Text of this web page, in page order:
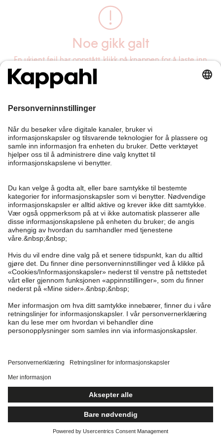
Noe gikk galt
En ukjent feil har oppstått, klikk på knappen for å laste inn
siden på nytt.